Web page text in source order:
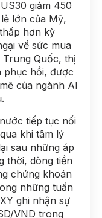
giảm 450
lớn của Mỹ,
hơn kỳ
về sức mua
Trung Quốc, thị
phục hồi, được
của ngành AI
tiếp tục nối
khi tâm lý
sau những áp
thời, dòng tiền
chứng khoán
những tuần
ghi nhận sự
VND trong